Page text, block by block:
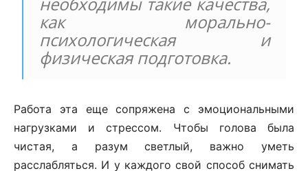
как морально-
психологическая и
физическая подготовка.
Работа эта еще сопряжена с эмоциональными
нагрузками и стрессом. Чтобы голова была
чистая, а разум светлый, важно уметь
расслабляться. И у каждого свой способ снимать